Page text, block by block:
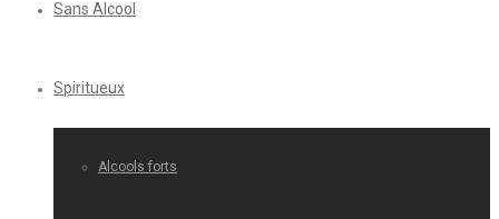
Sans Alcool
Spiritueux
Alcools forts